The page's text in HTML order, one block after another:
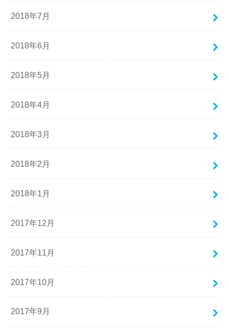
2018年7月
2018年6月
2018年5月
2018年4月
2018年3月
2018年2月
2018年1月
2017年12月
2017年11月
2017年10月
2017年9月